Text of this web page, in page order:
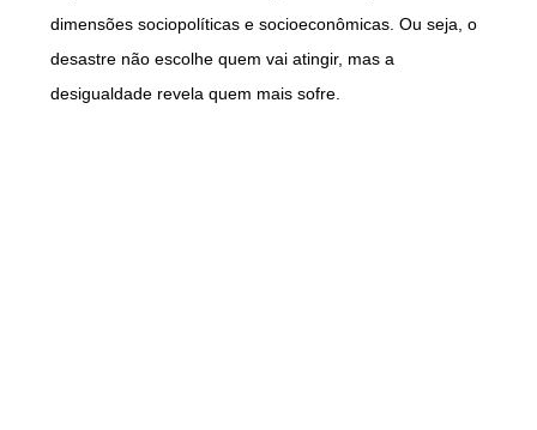
dimensões sociopolíticas e socioeconômicas. Ou seja, o
desastre não escolhe quem vai atingir, mas a
desigualdade revela quem mais sofre.